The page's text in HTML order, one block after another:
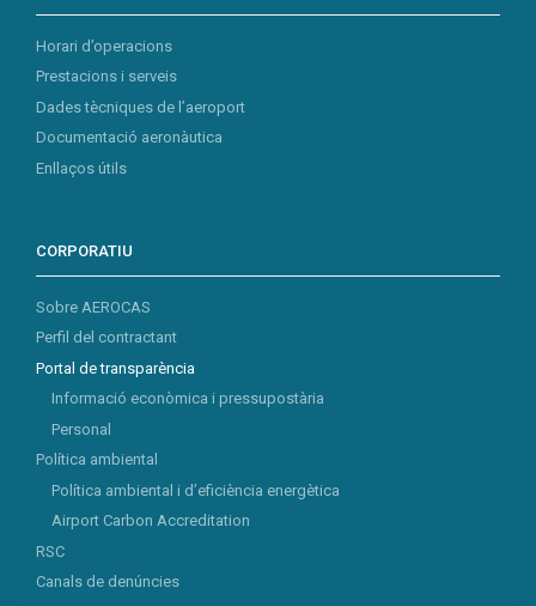
Horari d’operacions
Prestacions i serveis
Dades tècniques de l’aeroport
Documentació aeronàutica
Enllaços útils
CORPORATIU
Sobre AEROCAS
Perfil del contractant
Portal de transparència
Informació econòmica i pressupostària
Personal
Política ambiental
Política ambiental i d’eficiència energètica
Airport Carbon Accreditation
RSC
Canals de denúncies